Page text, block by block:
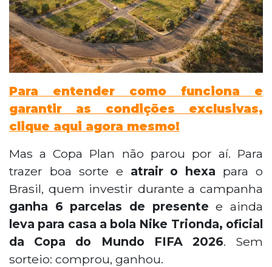
Para entender como funciona e
garantir as condições exclusivas,
clique aqui agora mesmo!
Mas a Copa Plan não parou por aí. Para
trazer boa sorte e atrair o hexa para o
Brasil, quem investir durante a campanha
ganha 6 parcelas de presente e ainda
leva para casa a bola Nike Trionda, oficial
da Copa do Mundo FIFA 2026. Sem
sorteio: comprou, ganhou.